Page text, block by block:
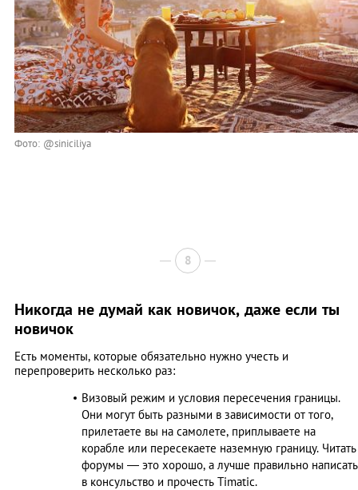
Фото: @siniciliya
8
Никогда не думай как новичок, даже если ты
новичок
Есть моменты, которые обязательно нужно учесть и
перепроверить несколько раз:
Визовый режим и условия пересечения границы.
Они могут быть разными в зависимости от того,
прилетаете вы на самолете, приплываете на
корабле или пересекаете наземную границу. Читать
форумы — это хорошо, а лучше правильно написать
в консульство и прочесть Timatic.